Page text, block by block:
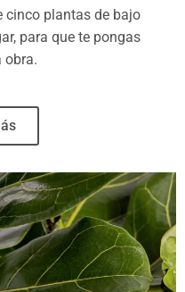
cinco plantas de bajo
para que te pongas
obra.